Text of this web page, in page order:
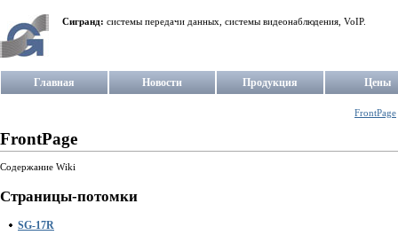
Сигранд: системы передачи данных, системы видеонаблюдения, VoIP.
Главная Новости Продукция Цены
FrontPage
FrontPage
Содержание Wiki
Страницы-потомки
SG-17R